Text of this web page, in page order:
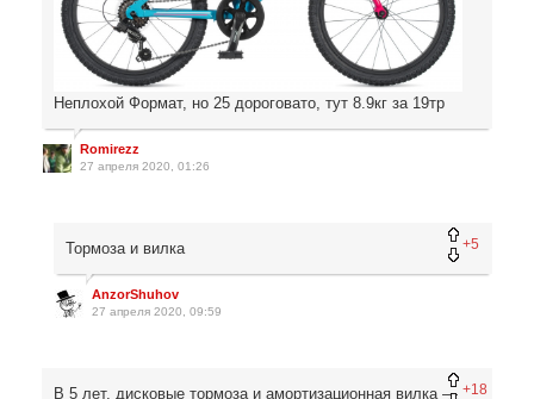
Неплохой Формат, но 25 дороговато, тут 8.9кг за 19тр
Romirezz
27 апреля 2020, 01:26
+5
Тормоза и вилка
AnzorShuhov
27 апреля 2020, 09:59
+18
В 5 лет, дисковые тормоза и амортизационная вилка —